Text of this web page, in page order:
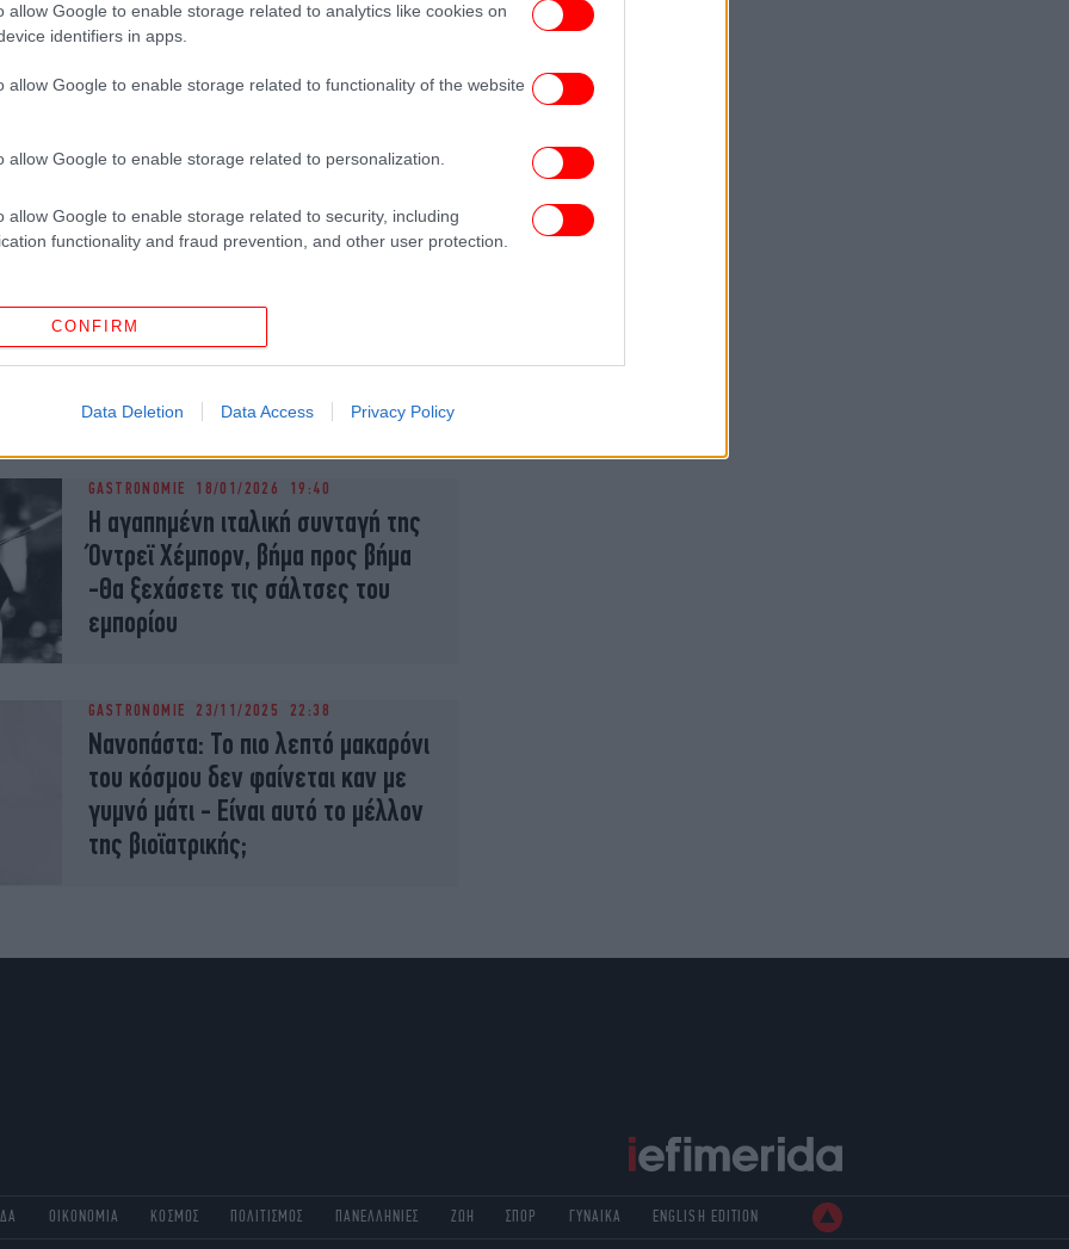
allow Google to enable storage related to analytics like cookies on
identifiers in apps.
allow Google to enable storage related to functionality of the website
allow Google to enable storage related to personalization.
allow Google to enable storage related to security, including
functionality and fraud prevention, and other user protection.
CONFIRM
Data Deletion Data Access Privacy Policy
GASTRONOMIE 04/02/2026 13:47
-Όλα τα μυστικά για να βγει σαν
της μαμάς
Συνταγή: Χταπόδι κοκκινιστό για
το κυριακάτικο τραπέζι -Κλασικό
και αγαπημένο
GASTRONOMIE 18/01/2026 19:40
Η αγαπημένη ιταλική συνταγή της
Όντρεϊ Χέμπορν, βήμα προς βήμα
-Θα ξεχάσετε τις σάλτσες του
εμπορίου
GASTRONOMIE 23/11/2025 22:38
Νανοπάστα: Το πιο λεπτό μακαρόνι
του κόσμου δεν φαίνεται καν με
γυμνό μάτι - Είναι αυτό το μέλλον
της βιοϊατρικής;
ΟΙΚΟΝΟΜΙΑ ΚΟΣΜΟΣ ΠΟΛΙΤΙΣΜΟΣ ΠΑΝΕΛΛΗΝΙΕΣ ΖΩΗ ΣΠΟΡ ΓΥΝΑΙΚΑ ENGLISH EDITION